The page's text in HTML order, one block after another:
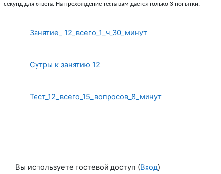
секунд для ответа. На прохождение теста вам дается только 3 попытки.
Занятие_ 12_всего_1_ч_30_минутСтраница
Сутры к занятию 12
Тест_12_всего_15_вопросов_8_минут
Вы используете гостевой доступ (Вход)